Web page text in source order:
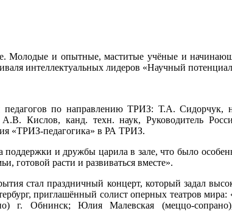
Молодые и опытные, маститые учёные и
интеллектуальных лидеров «Научный
педагогов по направлению ТРИЗ: Т.А.
А.В. Кислов, канд. техн. наук, Руководитель
«ТРИЗ-педагогика» в РА ТРИЗ.
поддержки и дружбы царила в зале, что было
готовой расти и развиваться вместе».
стал праздничный концерт, который задал
приглашённый солист оперных театров
г. Обнинск; Юлия Малевская (меццо-